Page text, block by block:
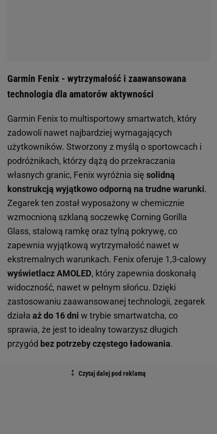
Garmin Fenix - wytrzymałość i zaawansowana
technologia dla amatorów aktywności
Garmin Fenix to multisportowy smartwatch, który
zadowoli nawet najbardziej wymagających
użytkowników. Stworzony z myślą o sportowcach i
podróżnikach, którzy dążą do przekraczania
własnych granic, Fenix wyróżnia się solidną
konstrukcją wyjątkowo odporną na trudne warunki.
Zegarek ten został wyposażony w chemicznie
wzmocnioną szklaną soczewkę Corning Gorilla
Glass, stalową ramkę oraz tylną pokrywę, co
zapewnia wyjątkową wytrzymałość nawet w
ekstremalnych warunkach. Fenix oferuje 1,3-calowy
wyświetlacz AMOLED, który zapewnia doskonałą
widoczność, nawet w pełnym słońcu. Dzięki
zastosowaniu zaawansowanej technologii, zegarek
działa aż do 16 dni w trybie smartwatcha, co
sprawia, że jest to idealny towarzysz długich
przygód bez potrzeby częstego ładowania.